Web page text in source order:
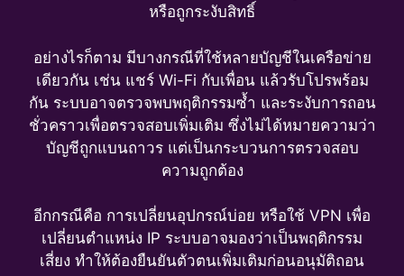
หรือถูกระงับสิทธิ์
อย่างไรก็ตาม มีบางกรณีที่ใช้หลายบัญชีในเครือข่าย
เดียวกัน เช่น แชร์ Wi-Fi กับเพื่อน แล้วรับโปรพร้อม
กัน ระบบอาจตรวจพบพฤติกรรมซ้ำ และระงับการถอน
ชั่วคราวเพื่อตรวจสอบเพิ่มเติม ซึ่งไม่ได้หมายความว่า
บัญชีถูกแบนถาวร แต่เป็นกระบวนการตรวจสอบ
ความถูกต้อง
อีกกรณีคือ การเปลี่ยนอุปกรณ์บ่อย หรือใช้ VPN เพื่อ
เปลี่ยนตำแหน่ง IP ระบบอาจมองว่าเป็นพฤติกรรม
เสี่ยง ทำให้ต้องยืนยันตัวตนเพิ่มเติมก่อนอนุมัติถอน